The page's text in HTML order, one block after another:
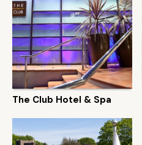
The Club Hotel & Spa